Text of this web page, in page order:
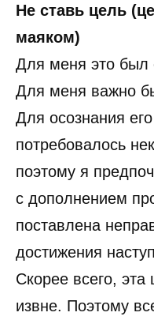
Не ставь цель
маяком)
Для меня это был
Для меня важно
Для осознания
потребовалось
поэтому я
с дополнением
поставлена
достижения
Скорее всего,
извне. Поэтому